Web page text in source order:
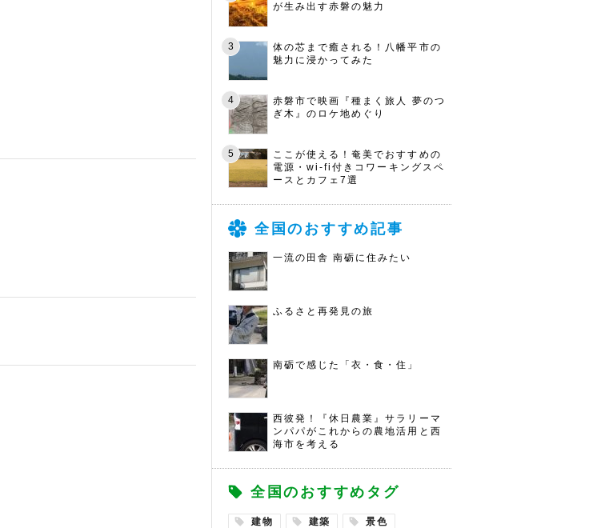
が生み出す赤磐の魅力
体の芯まで癒される！八幡平市の
魅力に浸かってみた
赤磐市で映画『種まく旅人 夢のつ
ぎ木』のロケ地めぐり
ここが使える！奄美でおすすめの
電源・wi-fi付きコワーキングスペ
ースとカフェ7選
全国のおすすめ記事
一流の田舎 南砺に住みたい
ふるさと再発見の旅
南砺で感じた「衣・食・住」
西彼発！『休日農業』サラリーマ
ンパパがこれからの農地活用と西
海市を考える
全国のおすすめタグ
建物 建築 景色